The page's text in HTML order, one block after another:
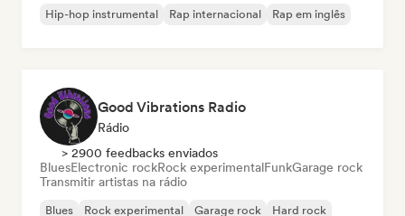
Hip-hop instrumental
Rap internacional Rap em inglês
Good Vibrations Radio
Rádio
> 2900 feedbacks enviados
BluesElectronic rockRock experimentalFunkGarage rock
Transmitir artistas na rádio
Blues Rock experimental Garage rock
Hard rock